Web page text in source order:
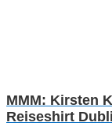
MMM: Kirsten
Reiseshirt